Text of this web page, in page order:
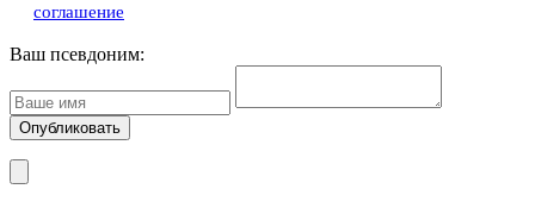
соглашение
Ваш псевдоним: